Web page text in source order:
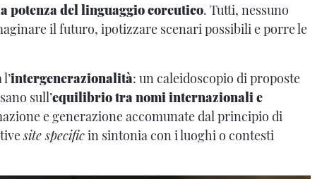
potenza del linguaggio coreutico. Tutti, nessuno
il futuro, ipotizzare scenari possibili e porre le
intergenerazionalità: un caleidoscopio di proposte
sull’equilibrio tra nomi internazionali e
e generazione accomunate dal principio di
site specificin sintonia con i luoghi o contesti